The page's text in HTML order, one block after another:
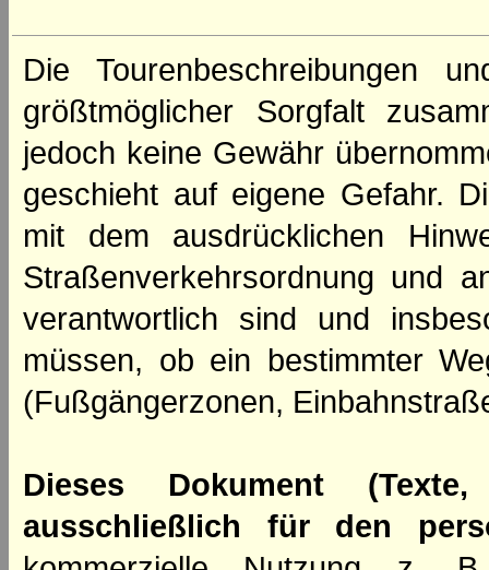
Die Tourenbeschreibungen
größtmöglicher Sorgfalt
jedoch keine Gewähr
geschieht auf eigene Gefahr.
mit dem ausdrücklichen
Straßenverkehrsordnung und
verantwortlich sind und
müssen, ob ein bestimmter
(Fußgängerzonen,
Dieses Dokument
ausschließlich für den